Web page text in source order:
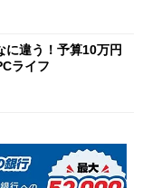
に違う！予算10万円
ライフ